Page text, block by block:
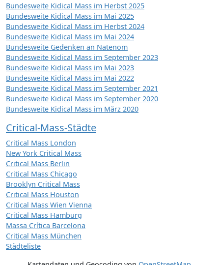
Bundesweite Kidical Mass im Herbst 2025
Bundesweite Kidical Mass im Mai 2025
Bundesweite Kidical Mass im Herbst 2024
Bundesweite Kidical Mass im Mai 2024
Bundesweite Gedenken an Natenom
Bundesweite Kidical Mass im September 2023
Bundesweite Kidical Mass im Mai 2023
Bundesweite Kidical Mass im Mai 2022
Bundesweite Kidical Mass im September 2021
Bundesweite Kidical Mass im September 2020
Bundesweite Kidical Mass im März 2020
Critical-Mass-Städte
Critical Mass London
New York Critical Mass
Critical Mass Berlin
Critical Mass Chicago
Brooklyn Critical Mass
Critical Mass Houston
Critical Mass Wien Vienna
Critical Mass Hamburg
Massa Crítica Barcelona
Critical Mass München
Städteliste